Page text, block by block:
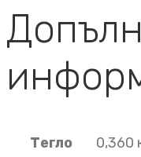
Тегло 0,360